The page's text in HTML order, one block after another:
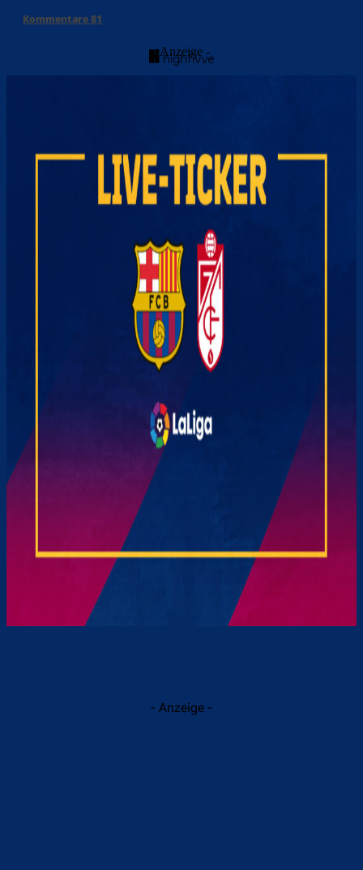
Kommentare81
- Anzeige -
- Anzeige -